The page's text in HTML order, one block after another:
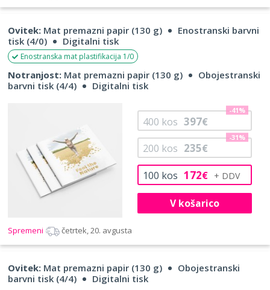
Ovitek: Mat premazni papir (130 g)
Enostranski barvni
tisk (4/0)
Digitalni tisk
Enostranska mat plastifikacija 1/0
Notranjost: Mat premazni papir (130 g)
Obojestranski
barvni tisk (4/4)
Digitalni tisk
100 kos 172€
200 kos 235€
-31%
400 kos 397€
-41%
V košarico
Spremeni četrtek, 20. avgusta
Ovitek: Mat premazni papir (130 g)
Obojestranski
barvni tisk (4/4)
Digitalni tisk